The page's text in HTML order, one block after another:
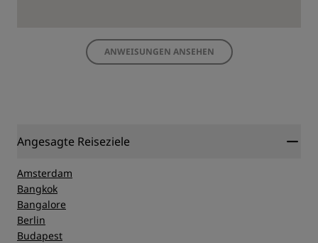
ANWEISUNGEN ANSEHEN
Angesagte Reiseziele
Amsterdam
Bangkok
Bangalore
Berlin
Budapest